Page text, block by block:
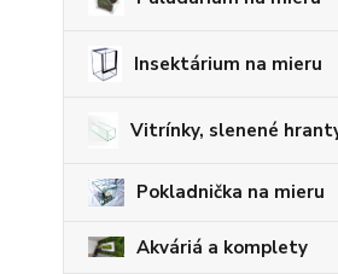
Insektárium na mieru
Vitrínky, slenené
Pokladnička na mieru
Akváriá a komplety